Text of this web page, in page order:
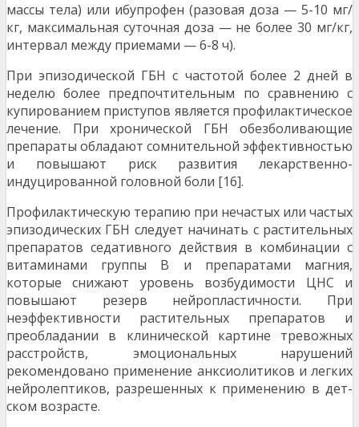
массы тела) или ибупрофен (разовая доза — 5-10 мг/
кг, максимальная суточная доза — не бо­лее 30 мг/кг,
интервал между приемами — 6-8 ч).
При эпизодической ГБН с частотой более 2 дней в
неделю более предпочтительным по сравнению с
купи­рованием приступов является профилактическое
лече­ние. При хронической ГБН обезболивающие
препараты обладают сомнительной эффективностью
и повышают риск развития лекарственно-
индуцированной головной боли [16].
Профилактическую терапию при нечастых или ча­стых
эпизодических ГБН следует начинать с раститель­ных
препаратов седативного действия в комбинации с
витаминами группы В и препаратами магния,
которые снижают уровень возбудимости ЦНС и
повышают ре­зерв нейропластичности. При
неэффективности расти­тельных препаратов и
преобладании в клинической кар­тине тревожных
расстройств, эмоциональных нарушений
рекомендовано применение анксиолитиков и лег­ких
нейролептиков, разрешенных к применению в дет­
ском возрасте.